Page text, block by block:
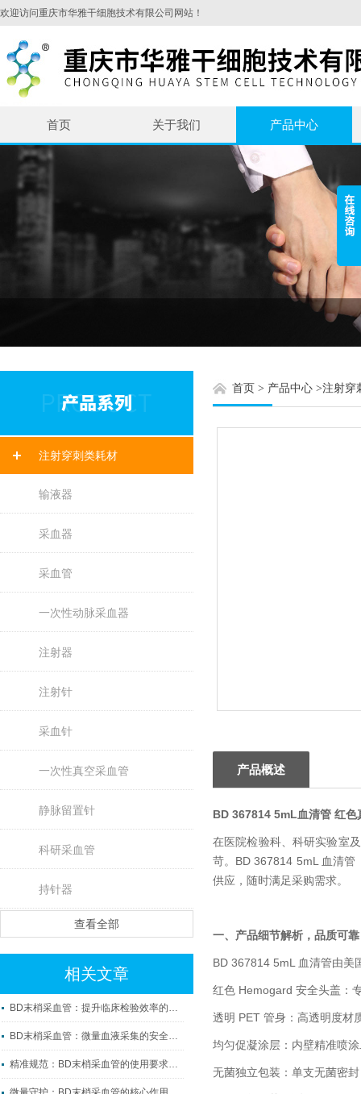
欢迎访问重庆市华雅干细胞技术有限公司网站！
首页 关于我们 产品中心
注射穿刺类耗材
输液器
采血器
采血管
一次性动脉采血器
注射器
注射针
采血针
一次性真空采血管
静脉留置针
科研采血管
持针器
查看全部
相关文章
BD末梢采血管：提升临床检验效率的微观利器
BD末梢采血管：微量血液采集的安全守护者
精准规范：BD末梢采血管的使用要求与操作要点
首页 > 产品中心 >注射穿
产品概述
BD 367814 5mL血清管 红色
在医院检验科、科研实验室
苛。BD 367814 5mL 血清管
供应，随时满足采购需求。
一、产品细节解析，品质可靠
BD 367814 5mL 血清管由美
红色 Hemogard 安全头盖：
透明 PET 管身：高透明度材
均匀促凝涂层：内壁精准喷
无菌独立包装：单支无菌密